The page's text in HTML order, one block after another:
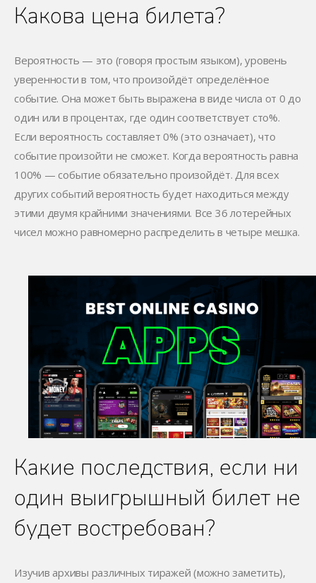
Какова цена билета?
Вероятность — это (говоря простым языком), уровень
уверенности в том, что произойдёт определённое
событие. Она может быть выражена в виде числа от 0 до
один или в процентах, где один соответствует сто%.
Если вероятность составляет 0% (это означает), что
событие произойти не сможет. Когда вероятность равна
100% — событие обязательно произойдёт. Для всех
других событий вероятность будет находиться между
этими двумя крайними значениями. Все 36 лотерейных
чисел можно равномерно распределить в четыре мешка.
Какие последствия, если ни
один выигрышный билет не
будет востребован?
Изучив архивы различных тиражей (можно заметить),